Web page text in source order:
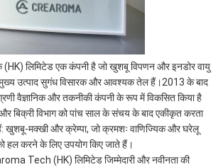
लिमिटेड एक कंपनी है जो खुशबू विपणन और इनडोर वायु
उत्पाद सुगंध विसारक और आवश्यक तेल हैं।2013 के बाद
वैज्ञानिक और तकनीकी कंपनी के रूप में विकसित किया है
बिक्री विभाग को पांच साल के संचय के बाद एकीकृत करता
खुशबू-मक्खी और क्रेम्पा, जो क्रमशः वाणिज्यिक और घरेलू
को हल करने के लिए उपयोग किए जाते हैं।
Tech (HK) लिमिटेड जिम्मेदारी और नवीनता की